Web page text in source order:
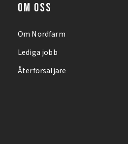
OM OSS
Om Nordfarm
Lediga jobb
Återförsäljare